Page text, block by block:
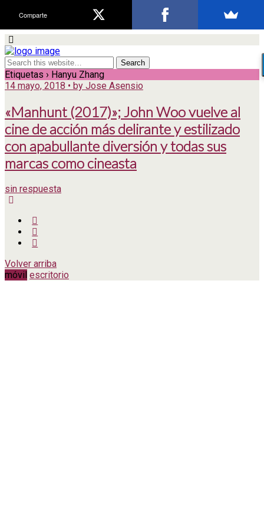
Etiquetas › Hanyu Zhang
14 mayo, 2018 • by Jose Asensio
«Manhunt (2017)»; John Woo vuelve al
cine de acción más delirante y estilizado
con apabullante diversión y todas sus
marcas como cineasta
sin respuesta
Volver arriba
móvil escritorio
Comparte